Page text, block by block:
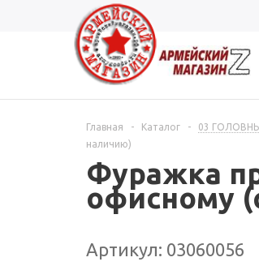
Главная - Каталог - 03
наличию)
Фуражка
офисному
Артикул: 03060056